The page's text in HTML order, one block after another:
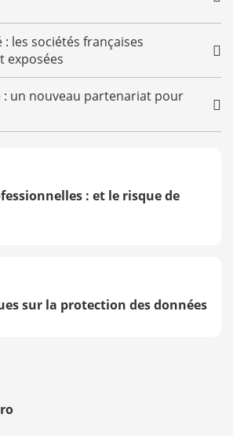
les sociétés françaises
exposées
: un nouveau partenariat pour
: et le risque de
sur la protection des données